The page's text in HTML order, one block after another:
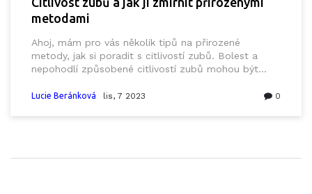
metodami
Ahoj, mám pro vás několik tipů na přirozené
metody, jak si poradit s citlivostí zubů. Bolest a
nepohodlí způsobené citlivostí zubů mohou být
způsoby, jak tuto citlivost zmírnit a zklidnit vaše
způsobené citlivosti zubů.
Lucie Beránková lis, 7 2023 0